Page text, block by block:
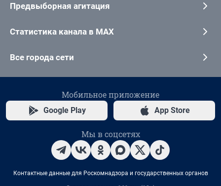
Предвыборная агитация
Статистика канала в MAX
Все города сети
Мобильное приложение
Google Play App Store
Мы в соцсетях
Контактные данные для Роскомнадзора и государственных органов